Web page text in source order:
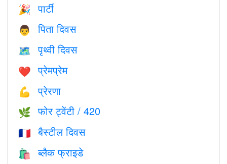
🎉 पार्टी
👨 पिता दिवस
🗺️ पृथ्वी दिवस
❤️️ प्रेमप्रेम
💪 प्रेरणा
🌿 फोर ट्वेंटी / 420
🇫🇷 बैस्टील दिवस
🛍 ब्लैक फ्राइडे